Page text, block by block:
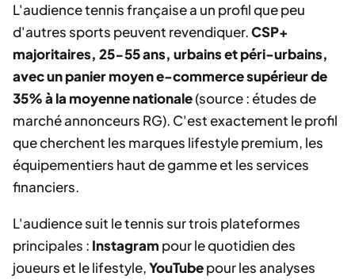
L'audience tennis française a un profil que peu
d'autres sports peuvent revendiquer.CSP+
majoritaires, 25-55 ans, urbains et péri-urbains,
avec un panier moyen e-commerce supérieur de
35% à la moyenne nationale(source : études de
marché annonceurs RG). C'est exactement le profil
que cherchent les marques lifestyle premium, les
équipementiers haut de gamme et les services
financiers.
L'audience suit le tennis sur trois plateformes
principales : Instagram pour le quotidien des
joueurs et le lifestyle,YouTubepour les analyses